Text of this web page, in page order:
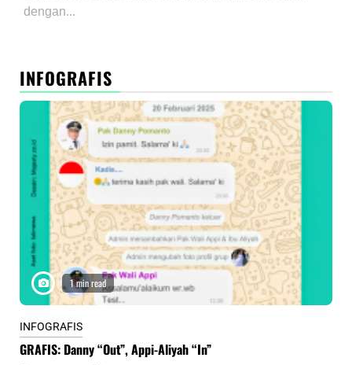
dengan...
INFOGRAFIS
1 min read
INFOGRAFIS
GRAFIS: Danny “Out”, Appi-Aliyah “In”